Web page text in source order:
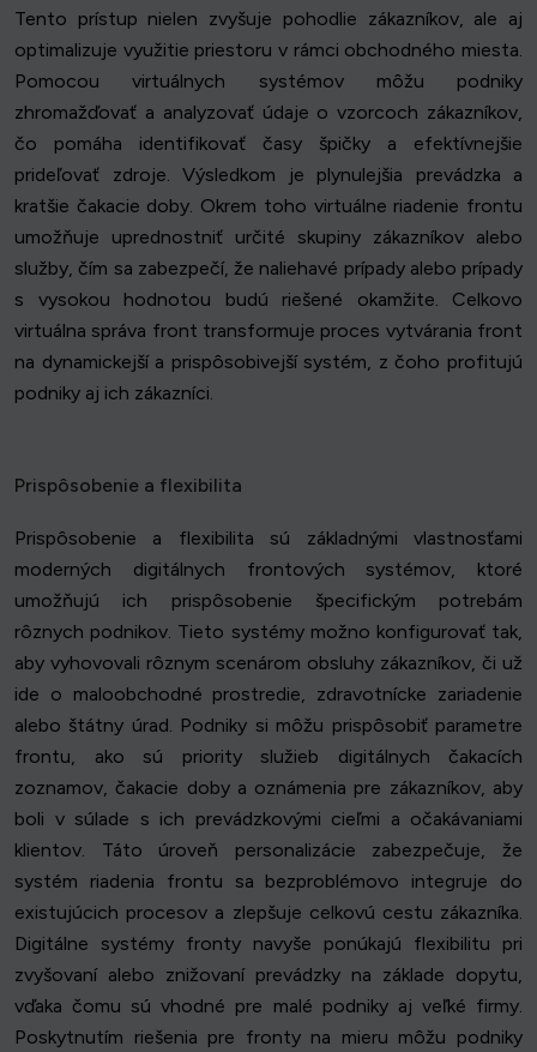
Tento prístup nielen zvyšuje pohodlie zákazníkov, ale aj
optimalizuje využitie priestoru v rámci obchodného miesta.
Pomocou virtuálnych systémov môžu podniky
zhromažďovať a analyzovať údaje o vzorcoch zákazníkov,
čo pomáha identifikovať časy špičky a efektívnejšie
prideľovať zdroje. Výsledkom je plynulejšia prevádzka a
kratšie čakacie doby. Okrem toho virtuálne riadenie frontu
umožňuje uprednostniť určité skupiny zákazníkov alebo
služby, čím sa zabezpečí, že naliehavé prípady alebo prípady
s vysokou hodnotou budú riešené okamžite. Celkovo
virtuálna správa front transformuje proces vytvárania front
na dynamickejší a prispôsobivejší systém, z čoho profitujú
podniky aj ich zákazníci.
Prispôsobenie a flexibilita
Prispôsobenie a flexibilita sú základnými vlastnosťami
moderných digitálnych frontových systémov, ktoré
umožňujú ich prispôsobenie špecifickým potrebám
rôznych podnikov. Tieto systémy možno konfigurovať tak,
aby vyhovovali rôznym scenárom obsluhy zákazníkov, či už
ide o maloobchodné prostredie, zdravotnícke zariadenie
alebo štátny úrad. Podniky si môžu prispôsobiť parametre
frontu, ako sú priority služieb digitálnych čakacích
zoznamov, čakacie doby a oznámenia pre zákazníkov, aby
boli v súlade s ich prevádzkovými cieľmi a očakávaniami
klientov. Táto úroveň personalizácie zabezpečuje, že
systém riadenia frontu sa bezproblémovo integruje do
existujúcich procesov a zlepšuje celkovú cestu zákazníka.
Digitálne systémy fronty navyše ponúkajú flexibilitu pri
zvyšovaní alebo znižovaní prevádzky na základe dopytu,
vďaka čomu sú vhodné pre malé podniky aj veľké firmy.
Poskytnutím riešenia pre fronty na mieru môžu podniky